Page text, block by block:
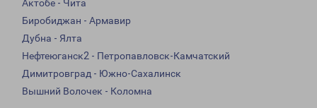
Актобе - Чита
Биробиджан - Армавир
Дубна - Ялта
Нефтеюганск2 - Петропавловск-Камчатский
Димитровград - Южно-Сахалинск
Вышний Волочек - Коломна